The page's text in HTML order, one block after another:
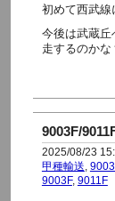
初めて西武線
今後は武蔵丘
走するのかな
9003F/
2025/08/23
甲種輸送
9003F, 9011F